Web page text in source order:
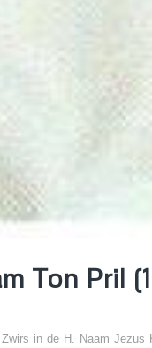
Ton Pril
in de H. Naam